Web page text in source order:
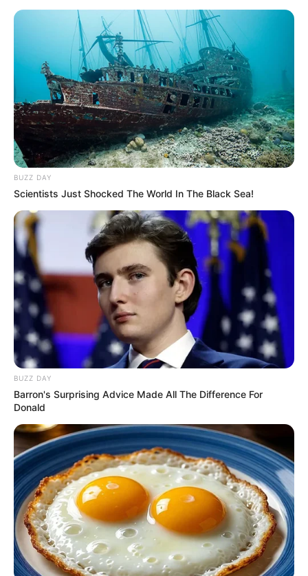
BUZZ DAY
Scientists Just Shocked The World In The Black Sea!
BUZZ DAY
Barron's Surprising Advice Made All The Difference For
Donald